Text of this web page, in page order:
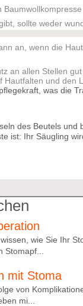
sollte weder
an, wenn die
an allen Stellen
und den
was die
des Beutels
ist: Ihr Säugling
wie Sie Ihr
mit Stoma
von
mi...